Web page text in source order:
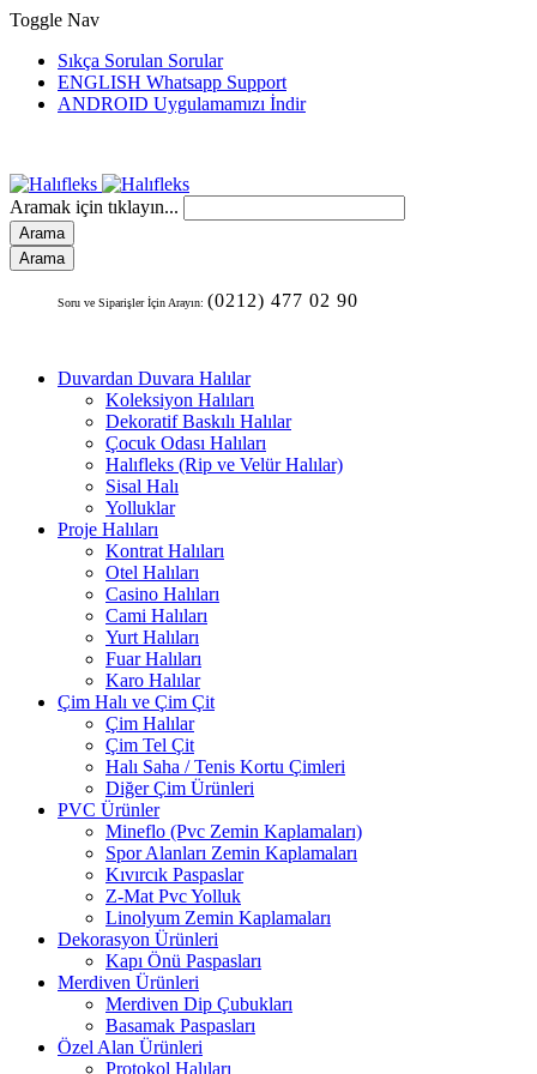
Toggle Nav
Sıkça Sorulan Sorular
ENGLISH Whatsapp Support
ANDROID Uygulamamızı İndir
Aramak için tıklayın...
Arama
Arama
Soru ve Siparişler İçin Arayın: (0212) 477 02 90
Duvardan Duvara Halılar
Koleksiyon Halıları
Dekoratif Baskılı Halılar
Çocuk Odası Halıları
Halıfleks (Rip ve Velür Halılar)
Sisal Halı
Yolluklar
Proje Halıları
Kontrat Halıları
Otel Halıları
Casino Halıları
Cami Halıları
Yurt Halıları
Fuar Halıları
Karo Halılar
Çim Halı ve Çim Çit
Çim Halılar
Çim Tel Çit
Halı Saha / Tenis Kortu Çimleri
Diğer Çim Ürünleri
PVC Ürünler
Mineflo (Pvc Zemin Kaplamaları)
Spor Alanları Zemin Kaplamaları
Kıvırcık Paspaslar
Z-Mat Pvc Yolluk
Linolyum Zemin Kaplamaları
Dekorasyon Ürünleri
Kapı Önü Paspasları
Merdiven Ürünleri
Merdiven Dip Çubukları
Basamak Paspasları
Özel Alan Ürünleri
Protokol Halıları